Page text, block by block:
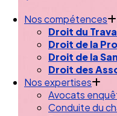
Nos compétences
Droit du
Droit de la
Droit de la
Droit des
Nos expertises
Avocats